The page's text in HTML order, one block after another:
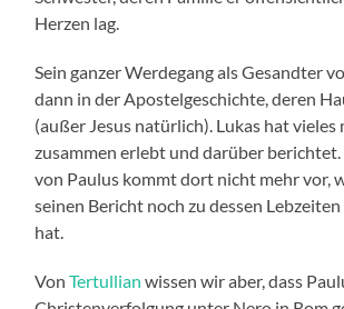
Herzen lag.
Sein ganzer Werdegang als Gesandter
dann in der Apostelgeschichte, deren
(außer Jesus natürlich). Lukas hat vieles
zusammen erlebt und darüber berichtet.
von Paulus kommt dort nicht mehr vor,
seinen Bericht noch zu dessen
hat.
VonTertullian wissen wir aber, dass